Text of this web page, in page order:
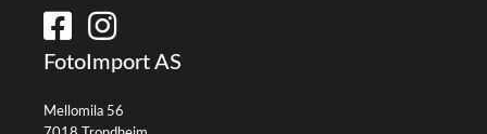
FotoImport AS
Mellomila 56